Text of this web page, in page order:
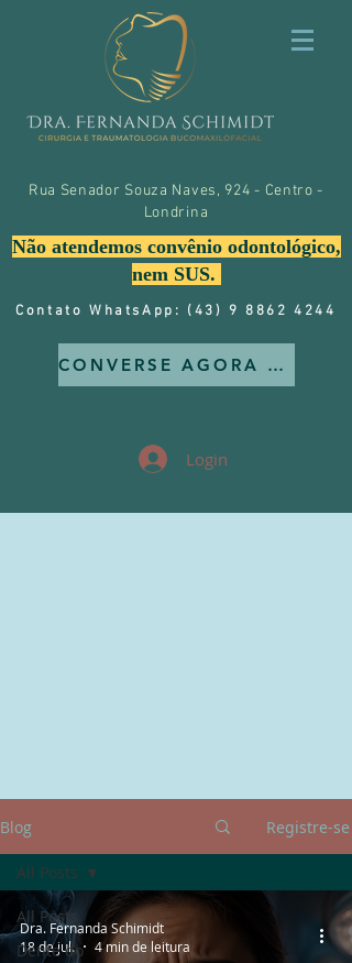
Rua Senador Souza Naves, 924 - Centro -
Londrina
Não atendemos convênio odontológico,
nem SUS.
Contato WhatsApp: (43) 9 8862 4244
CONVERSE AGORA MESMO CONOSCO
Login
Blog Registre-se
All Posts
Dente do
All Posts
Dra. Fernanda Schimidt
18 de jul.
4 min de leitura